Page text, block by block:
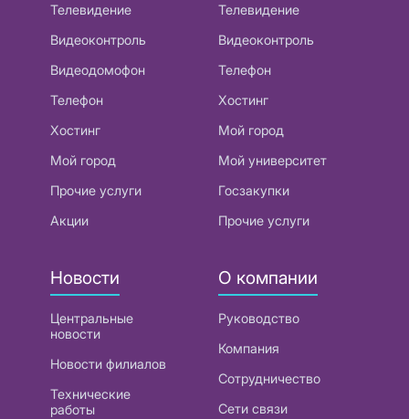
Телевидение
Видеоконтроль
Видеодомофон
Телефон
Хостинг
Мой город
Прочие услуги
Акции
Телевидение
Видеоконтроль
Телефон
Хостинг
Мой город
Мой университет
Госзакупки
Прочие услуги
Новости
Центральные
новости
Новости филиалов
Технические
работы
О компании
Руководство
Компания
Сотрудничество
Сети связи